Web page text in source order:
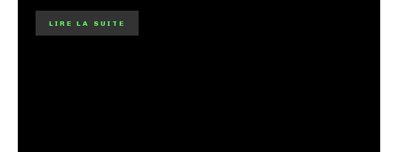
LIRE LA SUITE